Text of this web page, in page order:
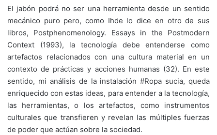
El jabón podrá no ser una herramienta desde un sentido
mecánico puro pero, como Ihde lo dice en otro de sus
libros, Postphenomenology. Essays in the Postmodern
Context (1993), la tecnología debe entenderse como
artefactos relacionados con una cultura material en un
contexto de prácticas y acciones humanas (32). En este
sentido, mi análisis de la instalación #Ropa sucia, queda
enriquecido con estas ideas, para entender a la tecnología,
las herramientas, o los artefactos, como instrumentos
culturales que transfieren y revelan las múltiples fuerzas
de poder que actúan sobre la sociedad.